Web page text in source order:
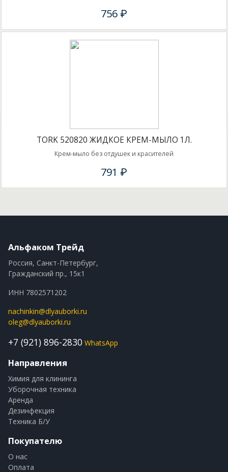
756 ₽
TORK 520820 ЖИДКОЕ КРЕМ-МЫЛО 1Л.
Крем-мыло без отдушек и красителей
791 ₽
Альфаком Трейд
Россия, Санкт-Петербург,
Гражданский пр., 15к1
ИНН 7802571202
nachinkin@dlyauborki.ru
oleg@dlyauborki.ru
+7 (921) 896-2830 WhatsApp
Направления
Химия для клининга
Уборочная техника
Аренда
Дезинфекция
Техника Б/У
Покупателю
О нас
Оплата